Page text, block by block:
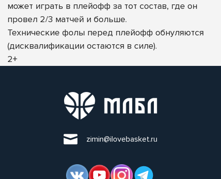
может играть в плейофф за тот состав, где он
провел 2/3 матчей и больше.
Технические фолы перед плейофф обнуляются
(дисквалификации остаются в силе).
2+
zimin@ilovebasket.ru